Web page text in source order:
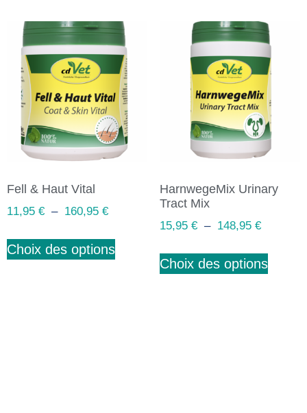
Fell & Haut Vital
11,95 € – 160,95 €
Choix des options
HarnwegeMix Urinary
Tract Mix
15,95 € – 148,95 €
Choix des options